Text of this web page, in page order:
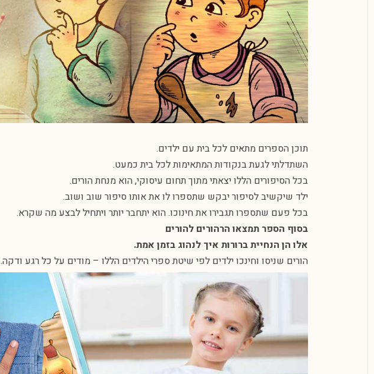
תוכן הספרים מתאים לכל בית עם ילדים.
השתדלתי לגעת בנקודות המתאימות לכל בית כמעט.
בכל הסיפורים הללו יצאתי מתוך תחום עיסוקי, הוא מנחת הורים.
ילד שיקשיב לסיפור יבקש שתספרו לו את אותו סיפור שוב ושוב.
בכל פעם שתספרו תגבירו את חינוכו. הוא יתחבר יותר ויתחיל לבצע מה שקרא.
בסוף הספר תמצאו הרהורים להורים
אלו הן הנחיית ברורות איך לנהוג בזמן אמת.
הורים שניסו וחינכו ילדים לפי שיטת ספרי הילדים הללו – מודים על כל רגע ודקה.